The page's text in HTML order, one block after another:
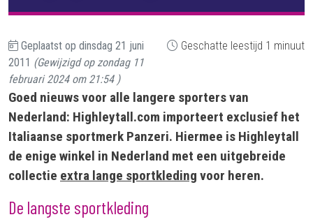
Geplaatst op dinsdag 21 juni
2011 (Gewijzigd op zondag 11
februari 2024 om 21:54)
Geschatte leestijd 1 minuut
Goed nieuws voor alle langere sporters van
Nederland: Highleytall.com importeert exclusief het
Italiaanse sportmerk Panzeri. Hiermee is Highleytall
de enige winkel in Nederland met een uitgebreide
collectie extra lange sportkleding voor heren.
De langste sportkleding